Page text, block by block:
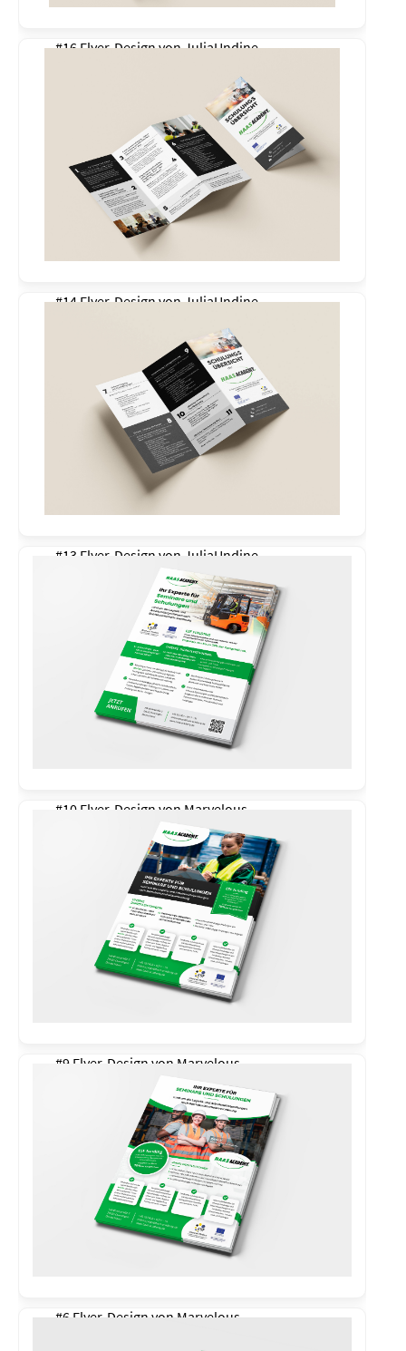
#16 Flyer-Design vonJuliaUndine
#14 Flyer-Design vonJuliaUndine
#13 Flyer-Design von JuliaUndine
#10 Flyer-Design von Marvelous
#9 Flyer-Design von Marvelous
#6 Flyer-Design vonMarvelous